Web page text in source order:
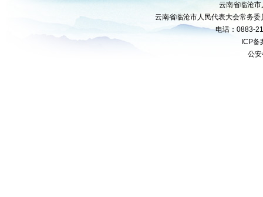
云南省临沧
云南省临沧市人民代表大会常务
电话：0883-
ICP备
公